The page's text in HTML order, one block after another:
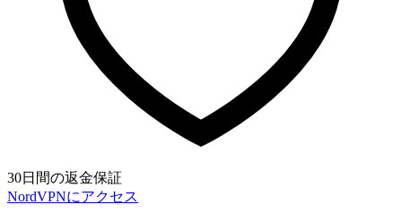
30日間の返金保証
NordVPNにアクセス